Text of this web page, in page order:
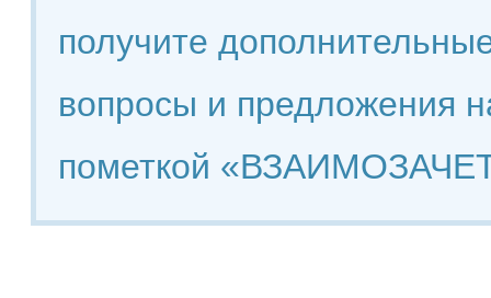
получите
вопросы и предложения
пометкой